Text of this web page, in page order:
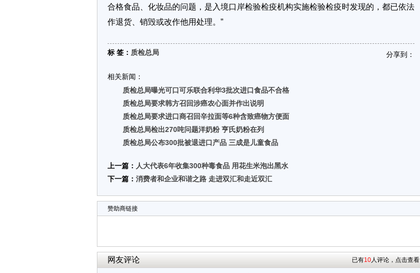
合格食品、化妆品的问题，是入境口岸检验检疫机构实施检验检疫时发现的，都已依法
作退货、销毁或改作他用处理。”
标 签： 质检总局 分享到：
相关新闻：
质检总局曝光可口可乐联合利华3批次进口食品不合格
质检总局要求韩方召回涉癌农心面并作出说明
质检总局要求进口商召回辛拉面等6种含致癌物方便面
质检总局检出270吨问题洋奶粉 亨氏奶粉在列
质检总局公布300批被退进口产品 三成是儿童食品
上一篇： 人大代表6年收集300种毒食品 用花生米泡出黑水
下一篇： 消费者和企业和谐之路 走进双汇和走近双汇
赞助商链接
网友评论 已有10人评论，点击查看